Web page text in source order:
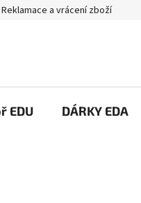
Reklamace a vrácení zboží
EDU DÁRKY EDA